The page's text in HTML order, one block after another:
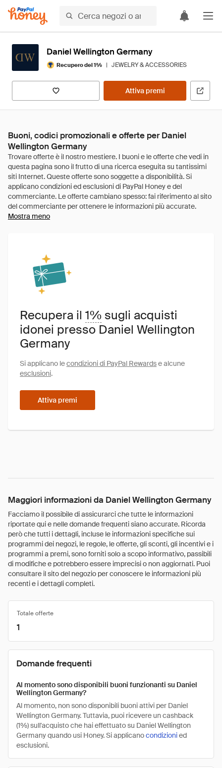
Daniel Wellington Germany
Recupero del 1% | JEWELRY & ACCESSORIES
Attiva premi
Buoni, codici promozionali e offerte per Daniel
Wellington Germany
Mostra meno
Recupera il 1% sugli acquisti
idonei presso Daniel Wellington
Germany
Si applicano lecondizioni di PayPal Rewardse alcune
esclusioni.
Attiva premi
Maggiori informazioni da Daniel Wellington Germany
Facciamo il possibile di assicurarci che tutte le informazioni
riportate qui e nelle domande frequenti siano accurate. Ricorda
però che tutti i dettagli, incluse le informazioni specifiche sui
programmi dei negozi, le regole, le offerte, gli sconti, gli incentivi e i
programmi a premi, sono forniti solo a scopo informativo, passibili
di modifiche e potrebbero essere imprecisi o non aggiornati. Puoi
consultare il sito del negozio per conoscere le informazioni più
recenti e i dettagli completi.
Totale offerte
1
Domande frequenti
Al momento sono disponibili buoni funzionanti su Daniel
Wellington Germany?
Al momento, non sono disponibili buoni attivi per Daniel
Wellington Germany. Tuttavia, puoi ricevere un cashback
(1%) sull'acquisto che hai effettuato su Daniel Wellington
Germany quando usi Honey. Si applicanocondizionied
esclusioni.